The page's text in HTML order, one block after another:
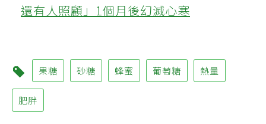
還有人照顧」1個月後幻滅心寒
果糖 砂糖 蜂蜜 葡萄糖 熱量
肥胖